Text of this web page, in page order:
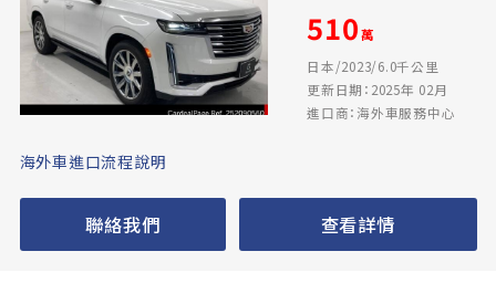
510萬
日本/2023/6.0千公里
更新日期：2025年 02月
進口商：海外車服務中心
海外車進口流程說明
聯絡我們 查看詳情